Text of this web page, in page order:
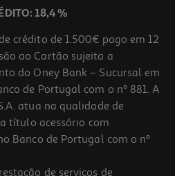
18,4 %
crédito de 1.500€ pago em 12
ao Cartão sujeita a
do Oney Bank – Sucursal em
de Portugal com o nº 881. A
atua na qualidade de
título acessório com
Banco de Portugal com o nº
de serviços de